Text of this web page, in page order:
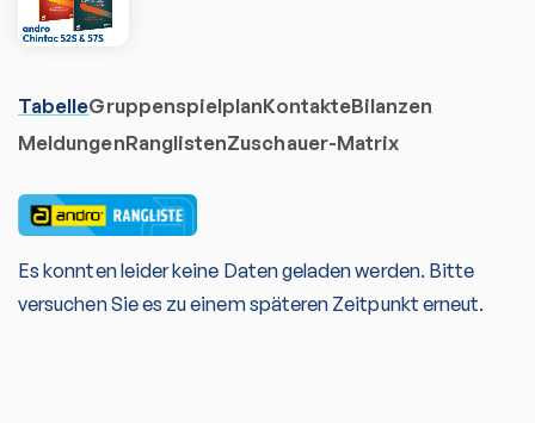
TabelleGruppenspielplanKontakteBilanzen
MeldungenRanglistenZuschauer-Matrix
Es konnten leider keine Daten geladen werden. Bitte
versuchen Sie es zu einem späteren Zeitpunkt erneut.